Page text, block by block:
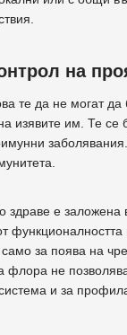
на
те да не могат да
изявите им. Те
е заложена
за поява на
не
и за